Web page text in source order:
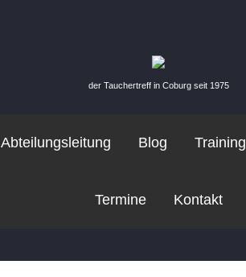
der Tauchertreff in Coburg seit 1975
Abteilungsleitung Blog Training
Termine Kontakt